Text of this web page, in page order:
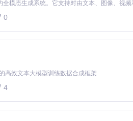
0
高效文本大模型训练数据合成框架
4